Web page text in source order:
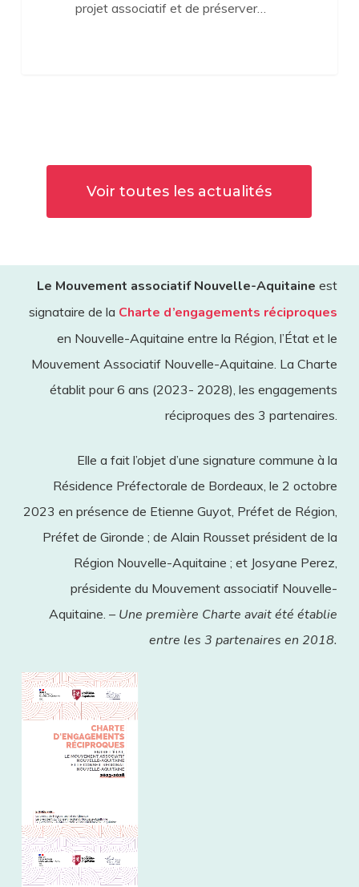
projet associatif et de préserver…
Voir toutes les actualités
Le Mouvement associatif Nouvelle-Aquitaine est
signataire de la Charte d’engagements réciproques
en Nouvelle-Aquitaine entre la Région, l’État et le
Mouvement Associatif Nouvelle-Aquitaine. La Charte
établit pour 6 ans (2023­- 2028), les engagements
réciproques des 3 partenaires.
Elle a fait l’objet d’une signature commune à la
Résidence Préfectorale de Bordeaux, le 2 octobre
2023 en présence de Etienne Guyot, Préfet de Région,
Préfet de Gironde ; de Alain Rousset président de la
Région Nouvelle-Aquitaine ; et Josyane Perez,
présidente du Mouvement associatif Nouvelle-
Aquitaine. – Une première Charte avait été établie
entre les 3 partenaires en 2018.